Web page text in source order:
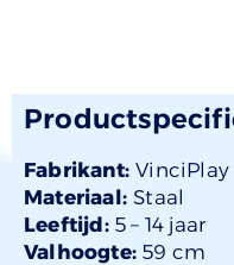
Fabrikant:VinciPlay
Materiaal:Staal
Leeftijd:5 – 14 jaar
Valhoogte: 59 cm